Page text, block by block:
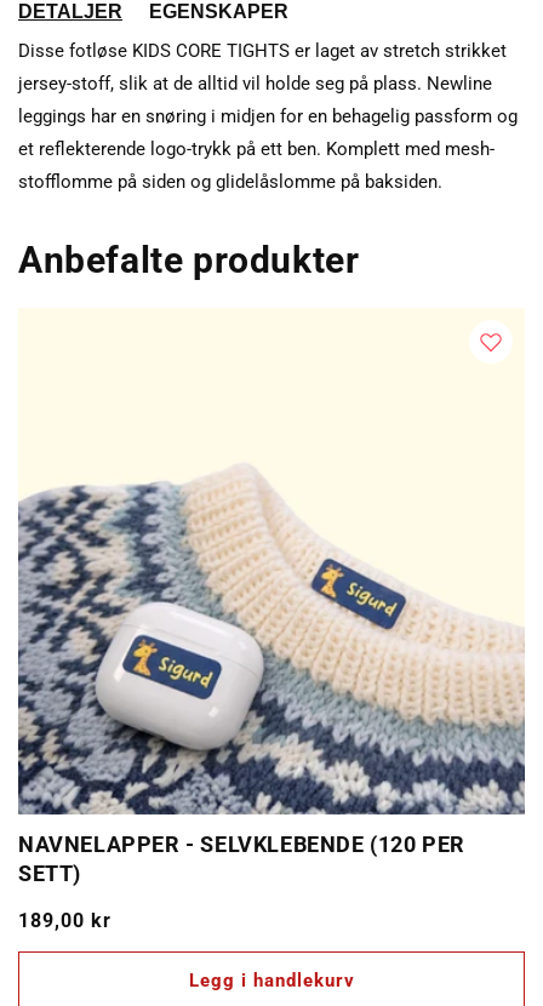
DETALJER EGENSKAPER
Disse fotløse KIDS CORE TIGHTS er laget av stretch strikket
jersey-stoff, slik at de alltid vil holde seg på plass. Newline
leggings har en snøring i midjen for en behagelig passform og
et reflekterende logo-trykk på ett ben. Komplett med mesh-
stofflomme på siden og glidelåslomme på baksiden.
Anbefalte produkter
NAVNELAPPER - SELVKLEBENDE (120 PER
SETT)
Vanlig
pris
189,00 kr
Legg i handlekurv